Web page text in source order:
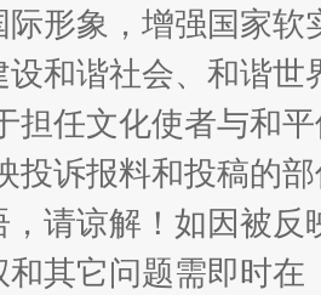
际形象，增强国家
设和谐社会、和谐
担任文化使者与和
投诉报料和投稿的
请谅解！如因被
和其它问题需即时在